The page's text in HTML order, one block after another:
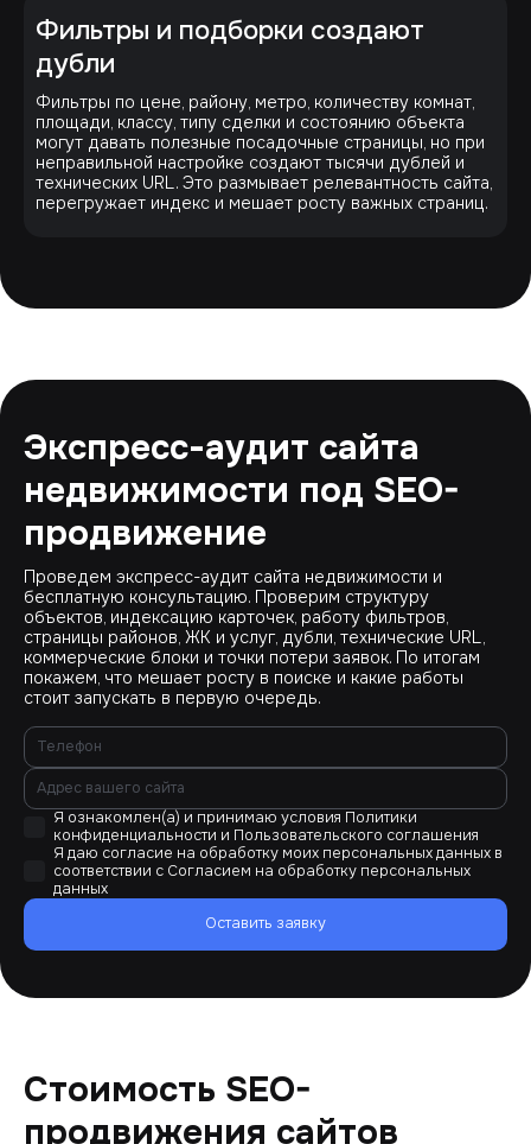
Фильтры и подборки создают
дубли
Фильтры по цене, району, метро, количеству комнат,
площади, классу, типу сделки и состоянию объекта
могут давать полезные посадочные страницы, но при
неправильной настройке создают тысячи дублей и
технических URL. Это размывает релевантность сайта,
перегружает индекс и мешает росту важных страниц.
Экспресс-аудит сайта
недвижимости под SEO-
продвижение
Проведем экспресс-аудит сайта недвижимости и
бесплатную консультацию. Проверим структуру
объектов, индексацию карточек, работу фильтров,
страницы районов, ЖК и услуг, дубли, технические URL,
коммерческие блоки и точки потери заявок. По итогам
покажем, что мешает росту в поиске и какие работы
стоит запускать в первую очередь.
Я ознакомлен(а) и принимаю условия Политики
конфиденциальности и Пользовательского соглашения
Я даю согласие на обработку моих персональных данных в
соответствии с Согласием на обработку персональных
данных
Оставить заявку
Стоимость SEO-
продвижения сайтов